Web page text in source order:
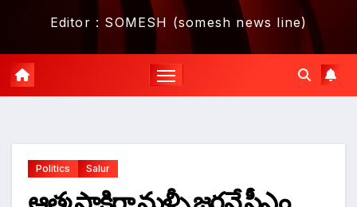
Editor : SOMESH (somesh news line)
Politics Salur